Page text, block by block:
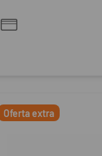
Oferta extra